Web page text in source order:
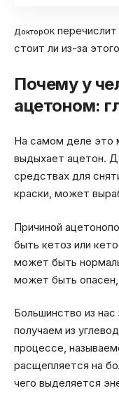
ДокторОК
стоит ли из-за
Почему у
ацетоном:
На самом деле это
выдыхает ацетон.
средствах для
краски, может
Причиной
быть кетоз или
может быть
может быть
Большинство из
получаем из
процессе,
расщепляется на
чего выделяется